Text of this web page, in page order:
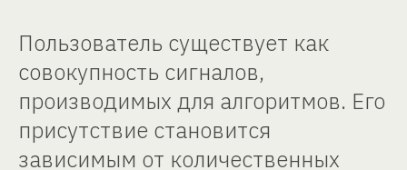
Пользователь существует как
совокупность сигналов,
производимых для алгоритмов. Его
присутствие становится
зависимым от количественных